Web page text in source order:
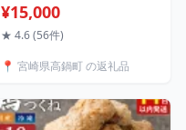
餃子 手羽餃子 宮崎 名物 肉
冷凍 小分け 豚 惣菜 国産 豚
単 おすすめ グルメ 送料無
¥15,000
★ 4.6 (56件)
📍 宮崎県高鍋町 の返礼品